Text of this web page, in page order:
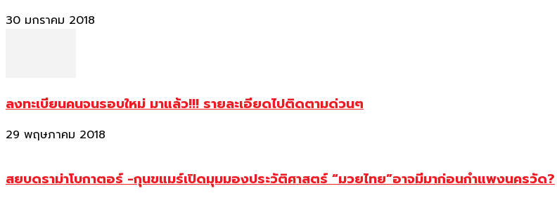
30 มกราคม 2018
ลงทะเบียนคนจนรอบใหม่ มาแล้ว!!! รายละเอียดไปติดตามด่วนๆ
29 พฤษภาคม 2018
สยบดราม่าโบกาตอร์ -กุนขแมร์เปิดมุมมองประวัติศาสตร์ “มวยไทย”อาจมีมาก่อนกำแพงนครวัด?